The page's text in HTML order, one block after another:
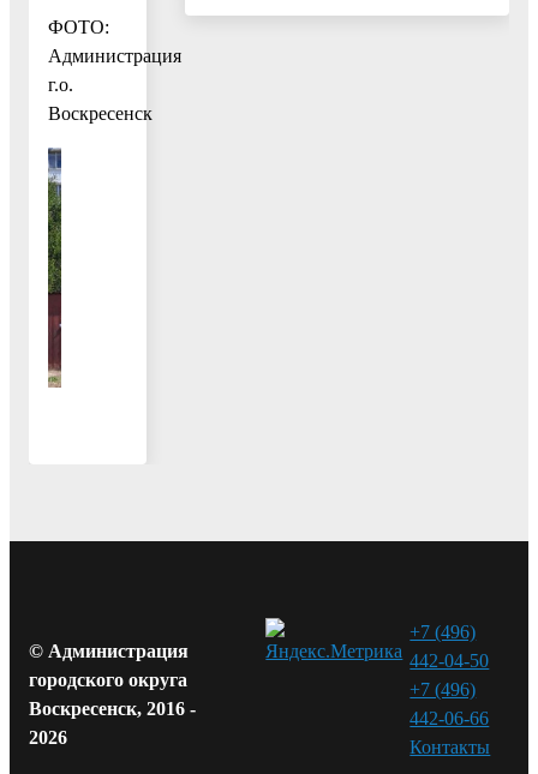
ФОТО:
Администрация
г.о.
Воскресенск
© Администрация
городского округа
Воскресенск, 2016 -
2026
+7 (496)
442-04-50
+7 (496)
442-06-66
Контакты⁠